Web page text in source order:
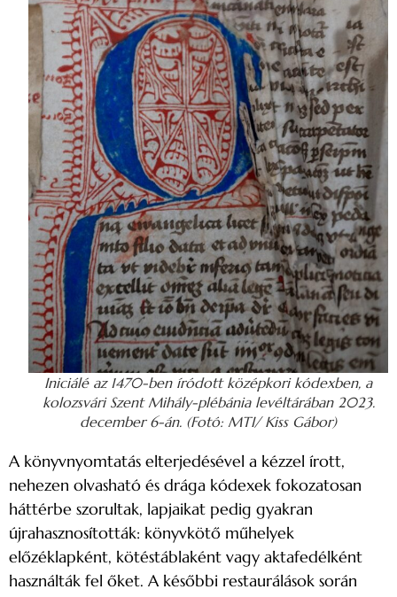
Iniciálé az 1470-ben íródott középkori kódexben, a
kolozsvári Szent Mihály-plébánia levéltárában 2023.
december 6-án. (Fotó: MTI/ Kiss Gábor)
A könyvnyomtatás elterjedésével a kézzel írott,
nehezen olvasható és drága kódexek fokozatosan
háttérbe szorultak, lapjaikat pedig gyakran
újrahasznosították: könyvkötő műhelyek
előzéklapként, kötéstáblaként vagy aktafedélként
használták fel őket. A későbbi restaurálások során